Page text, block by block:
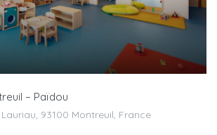
– Païdou
93100 Montreuil, France